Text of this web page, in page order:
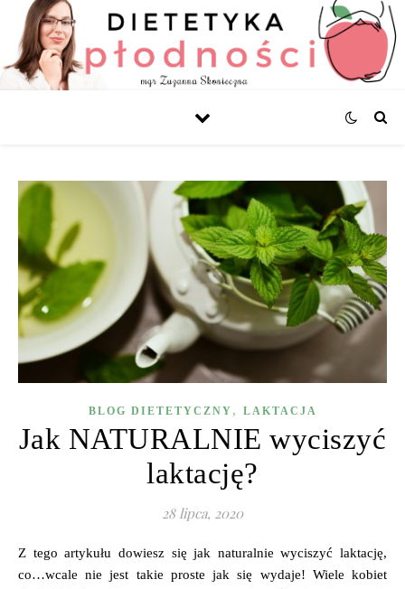
BLOG DIETETYCZNY , LAKTACJA
Jak NATURALNIE wyciszyć
laktację?
28 lipca, 2020
Z tego artykułu dowiesz się jak naturalnie wyciszyć laktację,
co…wcale nie jest takie proste jak się wydaje! Wiele kobiet